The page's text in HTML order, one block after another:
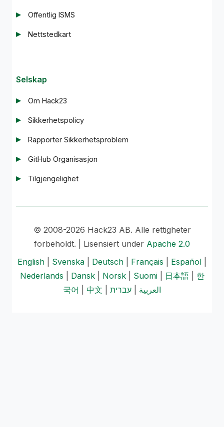
Offentlig ISMS
Nettstedkart
Selskap
Om Hack23
Sikkerhetspolicy
Rapporter Sikkerhetsproblem
GitHub Organisasjon
Tilgjengelighet
© 2008-2026 Hack23 AB. Alle rettigheter
forbeholdt. | Lisensiert under Apache 2.0
English
Svenska Deutsch Français Español
Nederlands
Dansk| Norsk| Suomi| 日本語| 한
국어
中文 العربية עברית